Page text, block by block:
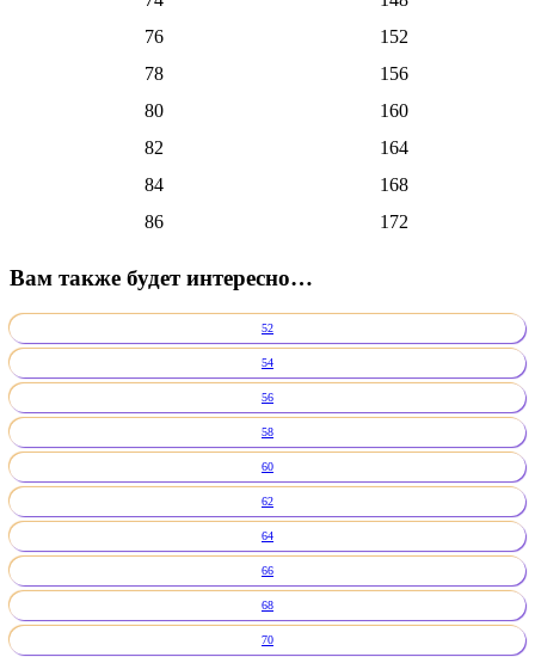
76
152
78
156
80
160
82
164
84
168
86
172
Вам также будет интересно…
52
54
56
58
60
62
64
66
68
70